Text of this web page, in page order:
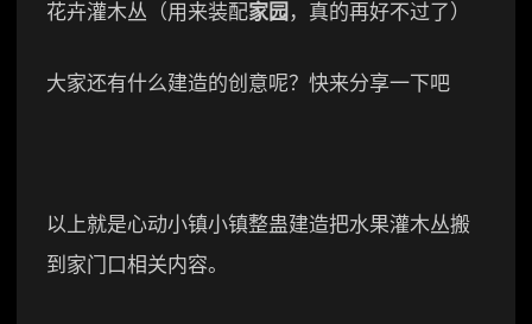
花卉灌木丛（用来装配家园 ，真的再好不过了）
大家还有什么建造的创意呢？快来分享一下吧
以上就是心动小镇小镇整蛊建造把水果灌木丛搬
到家门口相关内容。